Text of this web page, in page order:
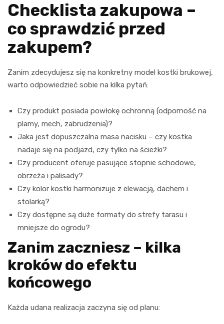
Checklista zakupowa –
co sprawdzić przed
zakupem?
Zanim zdecydujesz się na konkretny model kostki brukowej,
warto odpowiedzieć sobie na kilka pytań:
Czy produkt posiada powłokę ochronną (odporność na
plamy, mech, zabrudzenia)?
Jaka jest dopuszczalna masa nacisku – czy kostka
nadaje się na podjazd, czy tylko na ścieżki?
Czy producent oferuje pasujące stopnie schodowe,
obrzeża i palisady?
Czy kolor kostki harmonizuje z elewacją, dachem i
stolarką?
Czy dostępne są duże formaty do strefy tarasu i
mniejsze do ogrodu?
Zanim zaczniesz – kilka
kroków do efektu
końcowego
Każda udana realizacja zaczyna się od planu: